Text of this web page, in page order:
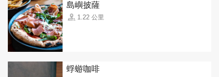
島嶼披薩
1.22 公里
蜉蝣咖啡